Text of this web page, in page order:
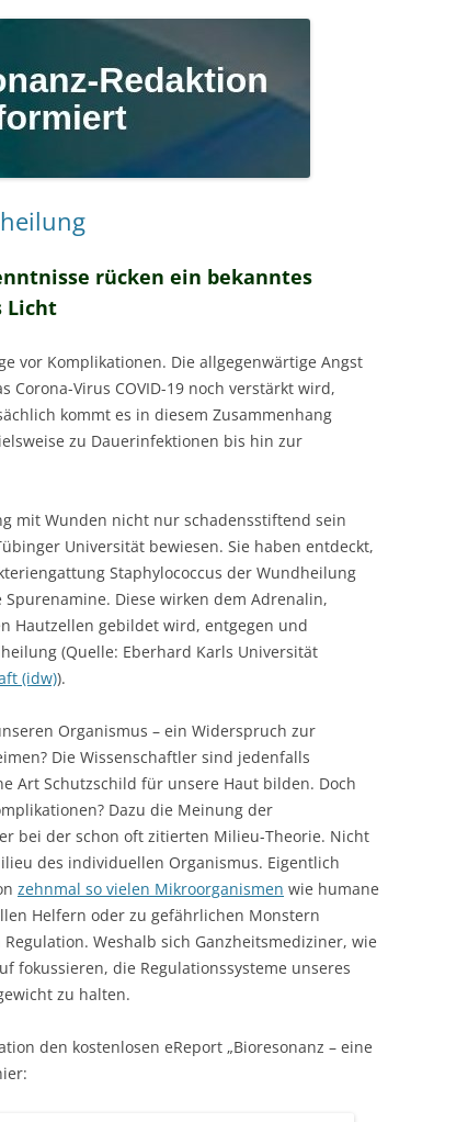
rücken ein bekanntes
Licht
vor Komplikationen. Die allgegenwärtige Angst
Virus COVID-19 noch verstärkt wird,
kommt es in diesem Zusammenhang
zu Dauerinfektionen bis hin zur
mit Wunden nicht nur schadensstiftend sein
Universität bewiesen. Sie haben entdeckt,
Staphylococcus der Wundheilung
Diese wirken dem Adrenalin,
Hautzellen gebildet wird, entgegen und
(Quelle: Eberhard Karls Universität
(idw)).
Organismus – ein Widerspruch zur
Die Wissenschaftler sind jedenfalls
Art Schutzschild für unsere Haut bilden. Doch
Dazu die Meinung der
bei der schon oft zitierten Milieu-Theorie. Nicht
des individuellen Organismus. Eigentlich
zehnmal so vielen Mikroorganismen wie humane
Helfern oder zu gefährlichen Monstern
Weshalb sich Ganzheitsmediziner, wie
fokussieren, die Regulationssysteme unseres
zu halten.
den kostenlosen eReport „Bioresonanz – eine